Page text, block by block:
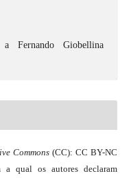
a Fernando Giobellina
Commons(CC): CC BY-NC
a qual os autores declaram